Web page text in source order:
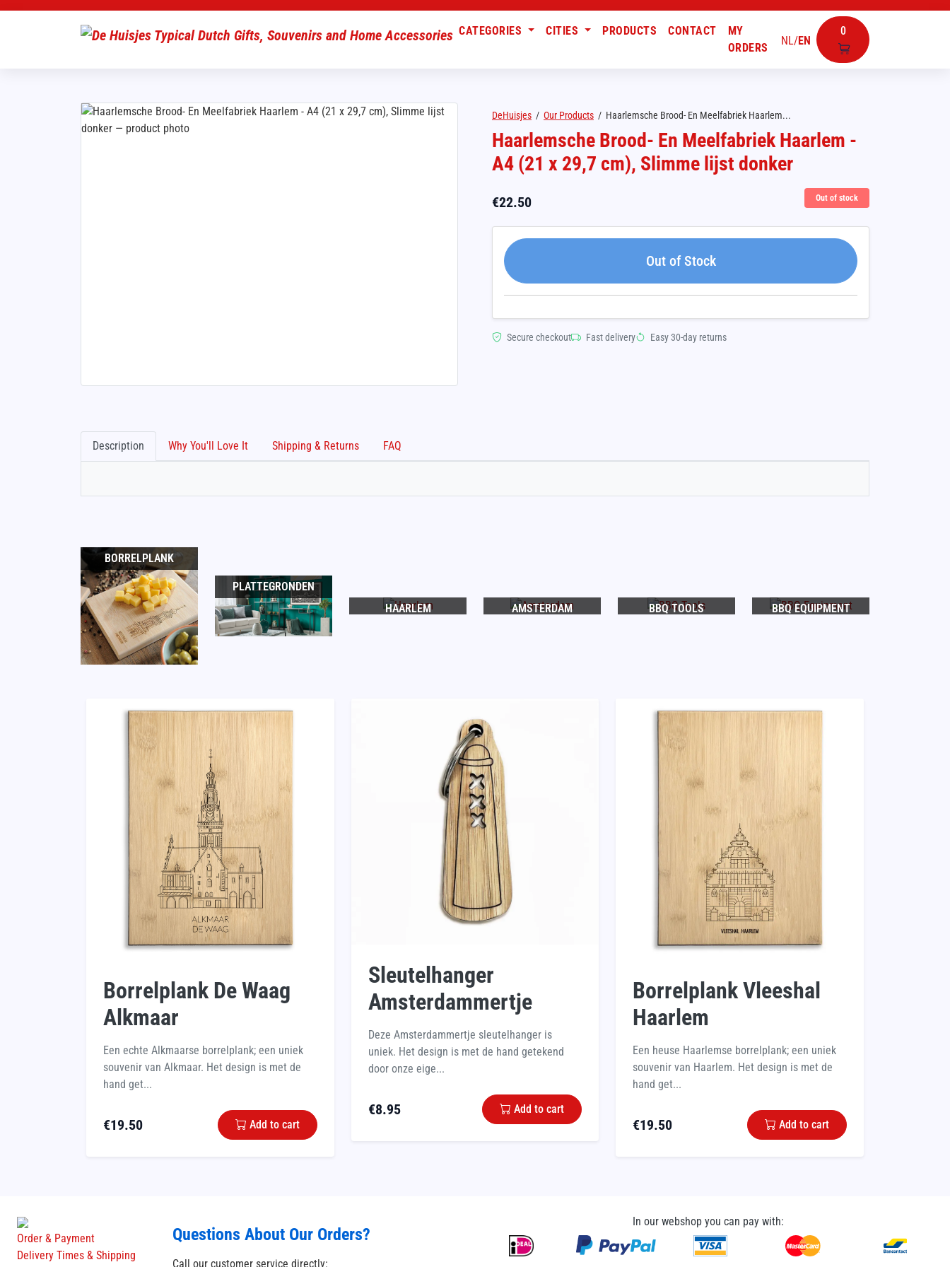
NL/EN
0
CATEGORIES CITIES PRODUCTS CONTACT
MY
ORDERS
DeHuisjes / Our Products / Haarlemsche Brood- En Meelfabriek Haarlem...
Haarlemsche Brood- En Meelfabriek Haarlem -
A4 (21 x 29,7 cm), Slimme lijst donker
€22.50 Out of stock
Out of Stock
Secure checkout Fast delivery Easy 30-day returns
Description Why You'll Love It Shipping & Returns FAQ
BORRELPLANK
PLATTEGRONDEN
HAARLEM
AMSTERDAM BBQ TOOLS BBQ EQUIPMENT
Borrelplank De Waag
Alkmaar
Een echte Alkmaarse borrelplank; een uniek
souvenir van Alkmaar. Het design is met de
hand get...
€19.50 Add to cart
Sleutelhanger
Amsterdammertje
Deze Amsterdammertje sleutelhanger is
uniek. Het design is met de hand getekend
door onze eige...
€8.95 Add to cart
Borrelplank Vleeshal
Haarlem
Een heuse Haarlemse borrelplank; een uniek
souvenir van Haarlem. Het design is met de
hand get...
€19.50 Add to cart
Order & Payment
Delivery Times & Shipping
Questions About Our Orders?
Call our customer service directly:
In our webshop you can pay with: